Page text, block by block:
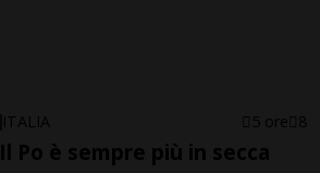
ITALIA 5 ore 8
Il Po è sempre più in secca